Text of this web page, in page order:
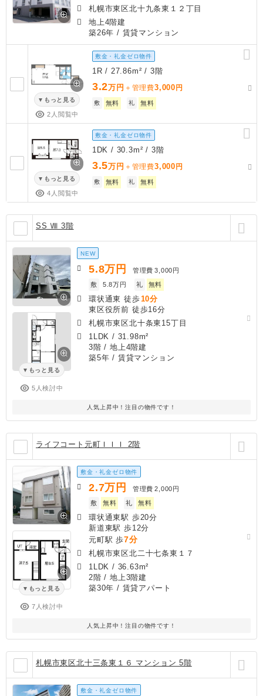
札幌市東区北十九条東１２丁目
地上4階建
築26年 / 賃貸マンション
もっと見る
2人閲覧中
敷金・礼金ゼロ物件
1R / 27.86m² / 3階
3.2万円 ＋管理費3,000 円
敷 無料 礼 無料
もっと見る
4人閲覧中
敷金・礼金ゼロ物件
1DK / 30.3m² / 3階
3.5万円 ＋管理費3,000 円
敷 無料 礼 無料
SS Ⅷ 3階
もっと見る
5人検討中
NEW
5.8万円 管理費 3,000円
敷
5.8万円 礼 無料
環状通東 徒歩10分
東区役所前 徒歩16分
札幌市東区北十条東15丁目
1LDK / 31.98m²
3階 / 地上4階建
築5年 / 賃貸マンション
人気上昇中！注目の物件です！
ライフコート元町ＩＩＩ 2階
もっと見る
7人検討中
敷金・礼金ゼロ物件
2.7万円 管理費 2,000円
敷
無料 礼 無料
環状通東駅 歩20分
新道東駅 歩12分
元町駅 歩7分
札幌市東区北二十七条東１７
1LDK / 36.63m²
2階 / 地上3階建
築30年 / 賃貸アパート
人気上昇中！注目の物件です！
札幌市東区北十三条東１６ マンション 5階
敷金・礼金ゼロ物件